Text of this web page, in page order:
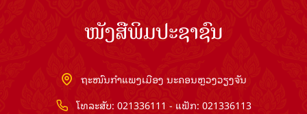
ໜັງສືພິມປະຊາຊົນ
ຖະໜົນກຳແພງເມືອງ ນະຄອນຫຼວງວຽງຈັນ
ໂທລະສັບ: 021336111 - ແຟັກ: 021336113